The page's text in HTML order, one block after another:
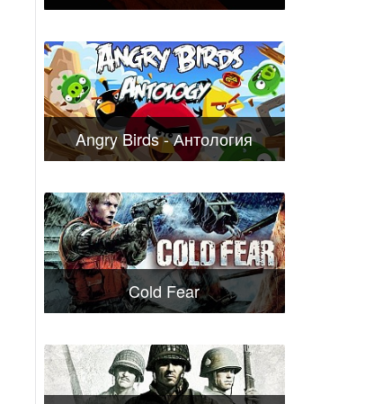
Angry Birds - Антология
Cold Fear